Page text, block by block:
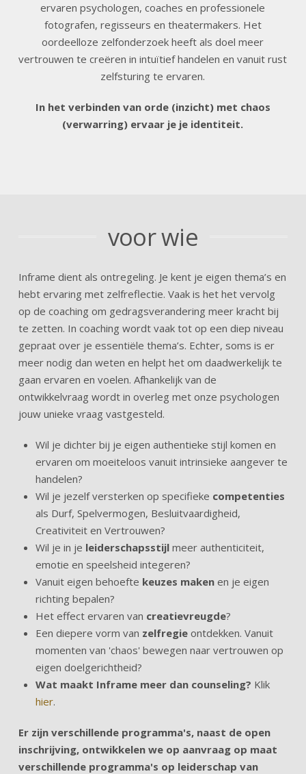
ervaren psychologen, coaches en professionele
fotografen, regisseurs en theatermakers. Het
oordeelloze zelfonderzoek heeft als doel meer
vertrouwen te creëren in intuïtief handelen en vanuit rust
zelfsturing te ervaren.
In het verbinden van orde (inzicht) met chaos
(verwarring) ervaar je je identiteit.
voor wie
Inframe dient als ontregeling. Je kent je eigen thema’s en
hebt ervaring met zelfreflectie. Vaak is het het vervolg
op de coaching om gedragsverandering meer kracht bij
te zetten. In coaching wordt vaak tot op een diep niveau
gepraat over je essentiële thema’s. Echter, soms is er
meer nodig dan weten en helpt het om daadwerkelijk te
gaan ervaren en voelen. Afhankelijk van de
ontwikkelvraag wordt in overleg met onze psychologen
jouw unieke vraag vastgesteld.
Wil je dichter bij je eigen authentieke stijl komen en
ervaren om moeiteloos vanuit intrinsieke aangever te
handelen?
Wil je jezelf versterken op specifieke competenties
als Durf, Spelvermogen, Besluitvaardigheid,
Creativiteit en Vertrouwen?
Wil je in je leiderschapsstijlmeer authenticiteit,
emotie en speelsheid integeren?
Vanuit eigen behoefte keuzes makenen je eigen
richting bepalen?
Het effect ervaren van creatievreugde?
Een diepere vorm van zelfregieontdekken. Vanuit
momenten van 'chaos' bewegen naar vertrouwen op
eigen doelgerichtheid?
Wat maakt Inframe meer dan counseling? Klik
hier.
Er zijn verschillende programma's, naast de open
inschrijving, ontwikkelen we op aanvraag op maat
verschillende programma's op leiderschap van